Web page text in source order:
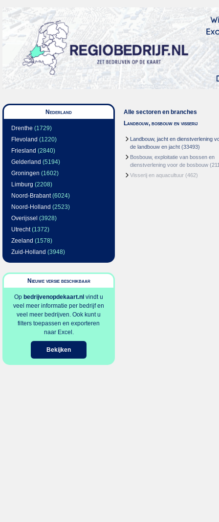
Nederland
Drenthe (1729)
Flevoland (1220)
Friesland (2840)
Gelderland (5194)
Groningen (1602)
Limburg (2208)
Noord-Brabant(6024)
Noord-Holland (2523)
Overijssel (3928)
Utrecht(1372)
Zeeland (1578)
Zuid-Holland (3948)
Nieuwe versie beschikbaar
Op bedrijvenopdekaart.nl vindt u
veel meer informatie per bedrijf en
veel meer bedrijven. Ook kunt u
filters toepassen en exporteren
naar Excel.
Bekijken
Alle sectoren en branches
Landbouw, bosbouw en visserij
Landbouw, jacht en dienstverlening
de landbouw en jacht (33493)
Bosbouw, exploitatie van bossen en
dienstverlening voor de bosbouw
Visserij en aquacultuur (462)